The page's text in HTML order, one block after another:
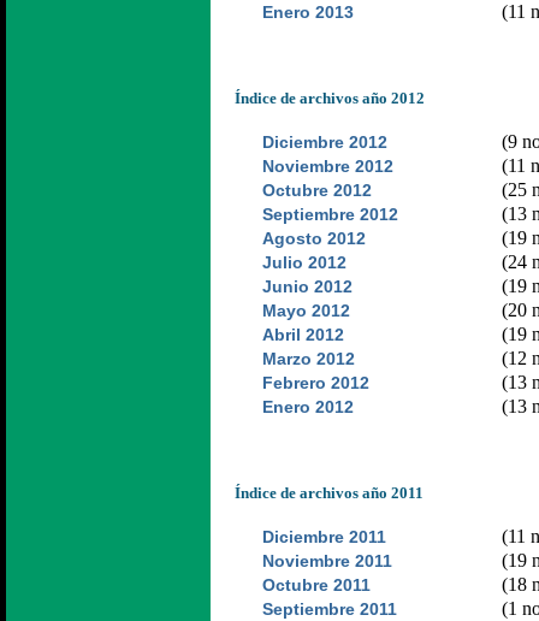
Enero 2013 (11
Índice de archivos año 2012
Diciembre 2012 (9
Noviembre 2012 (11
Octubre 2012 (25
Septiembre 2012 (13
Agosto 2012 (19
Julio 2012 (24
Junio 2012 (19
Mayo 2012 (20
Abril 2012 (19
Marzo 2012 (12
Febrero 2012 (13
Enero 2012 (13
Índice de archivos año 2011
Diciembre 2011 (11
Noviembre 2011 (19
Octubre 2011 (18
Septiembre 2011 (1